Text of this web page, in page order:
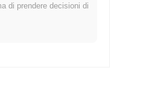
registrato un guadagno
più ampio.
di prendere decisioni di